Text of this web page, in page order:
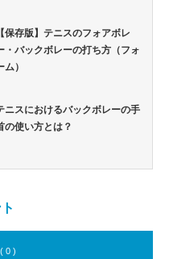
【保存版】テニスのフォアボレ
・バックボレーの打ち方（フォ
ム）
ニスにおけるバックボレーの手
の使い方とは？
0 )